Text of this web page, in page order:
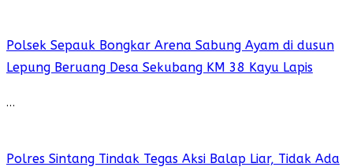
Polsek Sepauk Bongkar Arena Sabung Ayam di dusun
Lepung Beruang Desa Sekubang KM 38 Kayu Lapis
…
Polres Sintang Tindak Tegas Aksi Balap Liar, Tidak Ada